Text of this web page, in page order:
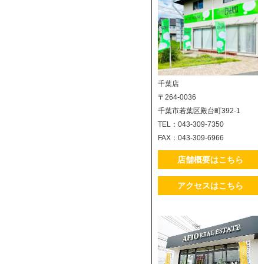
千葉店
〒264-0036
千葉市若葉区殿台町392-1
TEL：043-309-7350
FAX：043-309-6966
店舗概要はこちら
アクセスはこちら